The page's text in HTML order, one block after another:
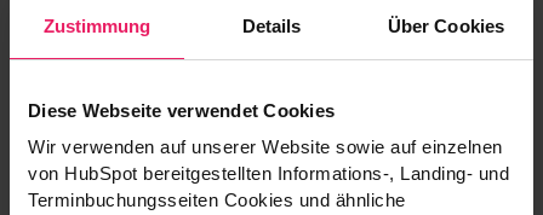
Zustimmung Details Über Cookies
Diese Webseite verwendet Cookies
Wir verwenden auf unserer Website sowie auf einzelnen
von HubSpot bereitgestellten Informations-, Landing- und
Terminbuchungsseiten Cookies und ähnliche
Digital service plattform my.FEIN –
connected services for 44 markets
C. & E. Fein GmbH